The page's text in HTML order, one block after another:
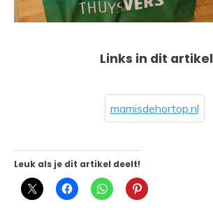
Links in dit artikel
mamisdehortop.nl
Leuk als je dit artikel deelt!